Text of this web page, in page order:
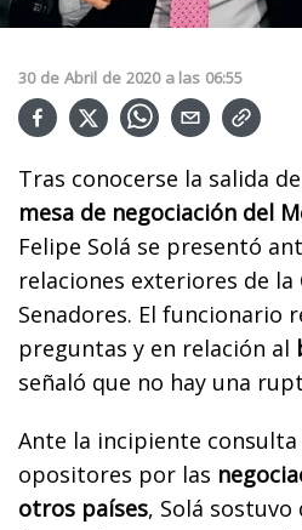
30 de Abril de 2020 a las 06:55
Tras conocerse la salida
mesa de negociación del
Felipe Solá se presentó
relaciones exteriores de la
Senadores. El funcionario
preguntas y en relación al
señaló que no hay una
Ante la incipiente consulta
opositores por las
otros países, Solá